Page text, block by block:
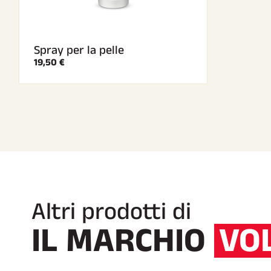
Spray per la pelle
19,50 €
Altri prodotti di
IL MARCHIO